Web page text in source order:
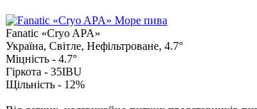
Fanatic «Cryo APA»
Україна, Світле, Нефільтроване, 4.7°
Міцність - 4.7°
Гіркота - 35IBU
Щільність - 12%